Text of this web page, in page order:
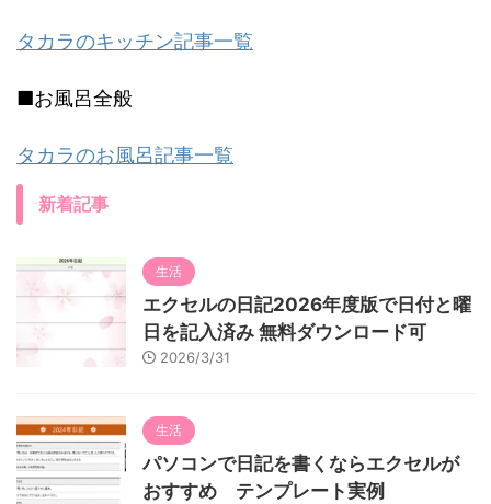
タカラのキッチン記事一覧
■お風呂全般
タカラのお風呂記事一覧
新着記事
生活
エクセルの日記2026年度版で日付と曜
日を記入済み 無料ダウンロード可
2026/3/31
生活
パソコンで日記を書くならエクセルが
おすすめ テンプレート実例